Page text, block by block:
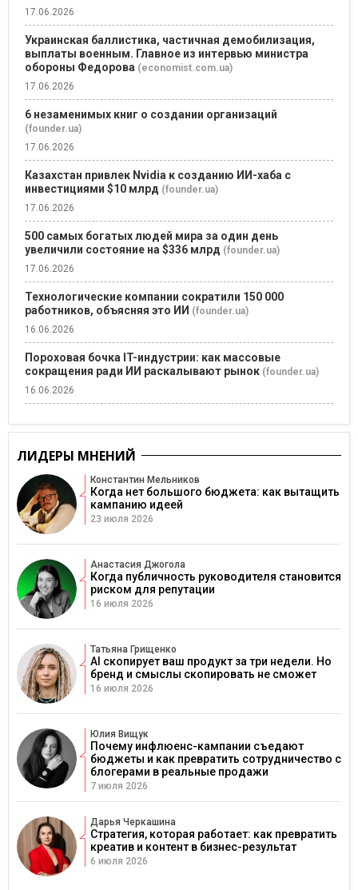
17.06.2026
Украинская баллистика, частичная демобилизация,
выплаты военным. Главное из интервью министра
обороны Федорова (economist.com.ua)
17.06.2026
6 незаменимых книг о создании организаций
(founder.ua)
17.06.2026
Казахстан привлек Nvidia к созданию ИИ-хаба с
инвестициями $10 млрд (founder.ua)
17.06.2026
500 самых богатых людей мира за один день
увеличили состояние на $336 млрд (founder.ua)
17.06.2026
Технологические компании сократили 150 000
работников, объясняя это ИИ (founder.ua)
16.06.2026
Пороховая бочка IT-индустрии: как массовые
сокращения ради ИИ раскалывают рынок (founder.ua)
16.06.2026
ЛИДЕРЫ МНЕНИЙ
Константин Мельников
Когда нет большого бюджета: как вытащить
кампанию идеей
23 июля 2026
Анастасия Джогола
Когда публичность руководителя становится
риском для репутации
16 июля 2026
Татьяна Грищенко
AI скопирует ваш продукт за три недели. Но
бренд и смыслы скопировать не сможет
16 июля 2026
Юлия Вищук
Почему инфлюенс-кампании съедают
бюджеты и как превратить сотрудничество с
блогерами в реальные продажи
7 июля 2026
Дарья Черкашина
Стратегия, которая работает: как превратить
креатив и контент в бизнес-результат
6 июля 2026